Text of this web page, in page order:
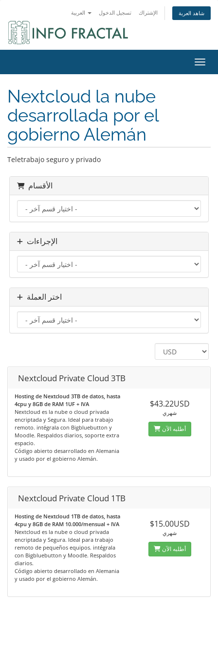
تسجيل الدخول الإشتراك شاهد العربة
Nextcloud la nube
desarrollada por el
gobierno Alemán
Teletrabajo seguro y privado
الأقسام
الإجراءات
اختر العملة
Nextcloud Private Cloud 3TB
Hosting de Nextcloud 3TB de datos, hasta
4cpu y 8GB de RAM 1UF + IVA
Nextcloud es la nube o cloud privada
encriptada y Segura. Ideal para trabajo
remoto. intégrala con Bigbluebutton y
Moodle. Respaldos diarios, soporte extra
espacio.
Código abierto desarrollado en Alemania
y usado por el gobierno Alemán.
$43.22USD
شهري
أطلبه الآن
Nextcloud Private Cloud 1TB
Hosting de Nextcloud 1TB de datos, hasta
4cpu y 8GB de RAM 10.000/mensual + IVA
Nextcloud es la nube o cloud privada
encriptada y Segura. Ideal para trabajo
remoto de pequeños equipos. intégrala
con Bigbluebutton y Moodle. Respaldos
diarios.
Código abierto desarrollado en Alemania
y usado por el gobierno Alemán.
$15.00USD
شهري
أطلبه الآن